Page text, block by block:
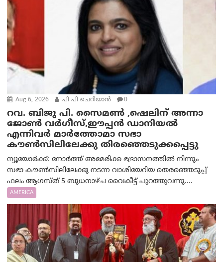
Aug 6, 2026 പി പി ചെറിയാൻ 0
റവ. ബിജു പി. സൈമൺ ,ഷെലിന് അന്നാ
ജോൺ വർഗീസ്,ഈപ്പൻ ഡാനിയൽ
എന്നിവർ മാർത്തോമാ സഭാ
കൗൺസിലിലേക്കു തിരഞ്ഞെടുക്കപ്പെട്ടു
ന്യൂയോർക്ക്: നോർത്ത് അമേരിക്ക ഭദ്രാസനത്തിൽ നിന്നും
സഭാ കൗൺസിലിലേക്കു നടന്ന വാശിയേറിയ തെരഞ്ഞെടുപ്പ്
ഫലം ആഗസ്ത് 5 ബുധനാഴ്ച വൈകീട്ട് പുറത്തുവന്നു....
AMERICA